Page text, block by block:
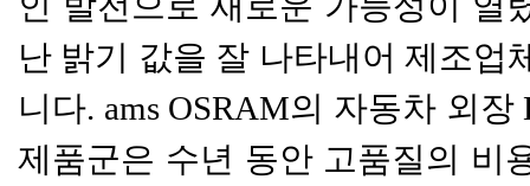
난 밝기 값을 잘 나타내어 제조업
니다. ams OSRAM의 자동차 외
제품군은 수년 동안 고품질의 비